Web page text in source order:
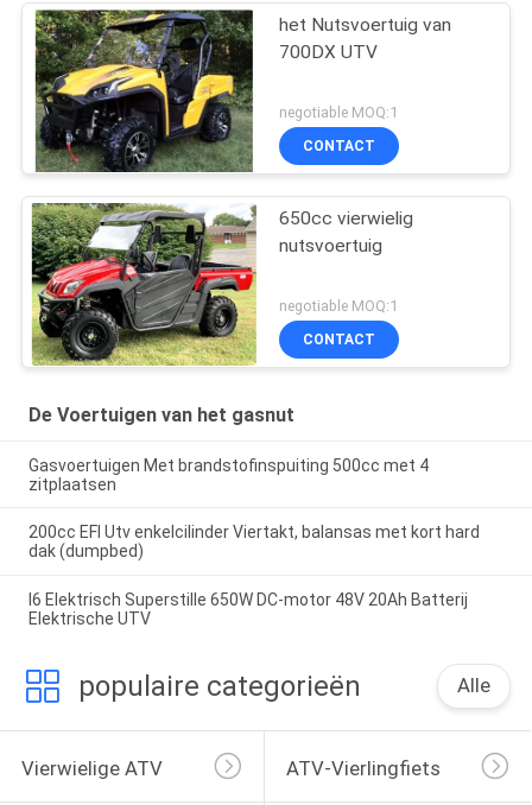
het Nutsvoertuig van
700DX UTV
negotiable MOQ:1
CONTACT
650cc vierwielig
nutsvoertuig
negotiable MOQ:1
CONTACT
De Voertuigen van het gasnut
Gasvoertuigen Met brandstofinspuiting 500cc met 4
zitplaatsen
200cc EFI Utv enkelcilinder Viertakt, balansas met kort hard
dak (dumpbed)
I6 Elektrisch Superstille 650W DC-motor 48V 20Ah Batterij
Elektrische UTV
populaire categorieën Alle
Vierwielige ATV ATV-Vierlingfiets